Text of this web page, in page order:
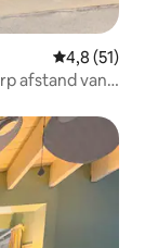
4,8 (51)
afstand van